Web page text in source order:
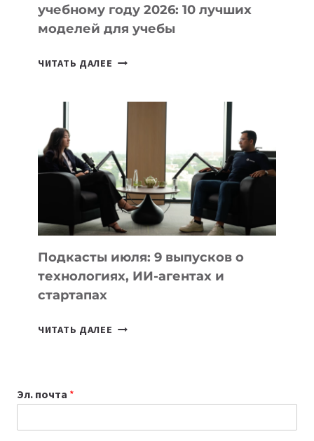
учебному году 2026: 10 лучших
моделей для учебы
ЧИТАТЬ ДАЛЕЕ КАКОЙ
УЧЕБНОМУ
ГОДУ
2026:
10
ЛУЧШИХ
МОДЕЛЕЙ
ДЛЯ
УЧЕБЫ
Подкасты июля: 9 выпусков о
технологиях, ИИ-агентах и
стартапах
ЧИТАТЬ ДАЛЕЕ ПОДКАСТЫ
ИИ-
Эл. почта *